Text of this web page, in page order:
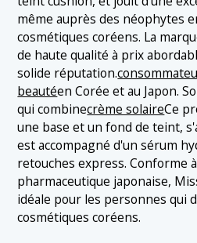
même auprès des néophytes
cosmétiques coréens. La
de haute qualité à prix
solide réputation.
beautéen Corée et au Japon.
qui combinecrème solaireCe
une base et un fond de teint,
est accompagné d'un sérum
retouches express. Conforme
pharmaceutique japonaise,
idéale pour les personnes qui
cosmétiques coréens.